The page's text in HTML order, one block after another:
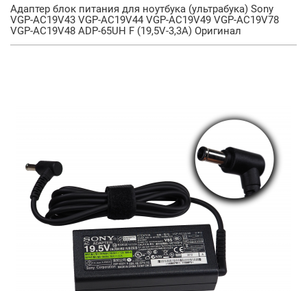
Адаптер блок питания для ноутбука (ультрабука) Sony
VGP-AC19V43 VGP-AC19V44 VGP-AC19V49 VGP-AC19V78
VGP-AC19V48 ADP-65UH F (19,5V-3,3A) Оригинал